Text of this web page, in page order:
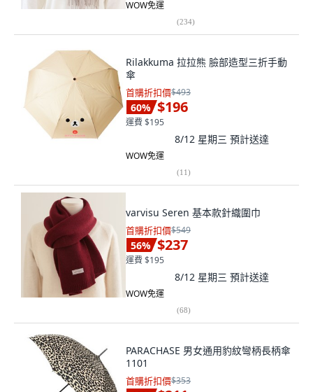
WOW免運
(234)
Rilakkuma 拉拉熊 臉部造型三折手動
傘
首購折扣價$493
60% $196
運費 $195
8/12 星期三 預計送達
WOW免運
(11)
varvisu Seren 基本款針織圍巾
首購折扣價$549
56% $237
運費 $195
8/12 星期三 預計送達
WOW免運
(68)
PARACHASE 男女通用豹紋彎柄長柄傘
1101
首購折扣價$353